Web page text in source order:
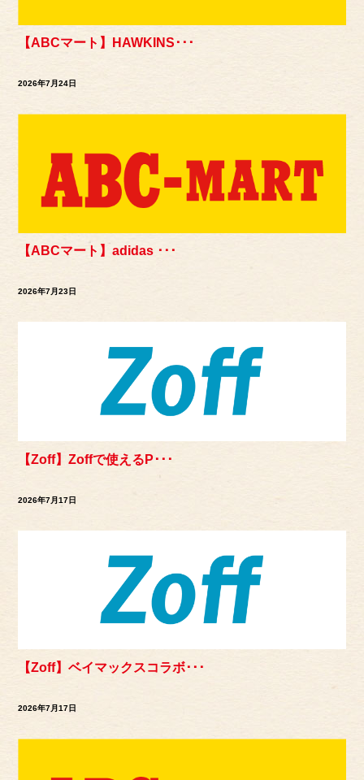
【ABCマート】HAWKINS･･･
2026年7月24日
【ABCマート】adidas ･･･
2026年7月23日
【Zoff】Zoffで使えるP･･･
2026年7月17日
【Zoff】ベイマックスコラボ･･･
2026年7月17日